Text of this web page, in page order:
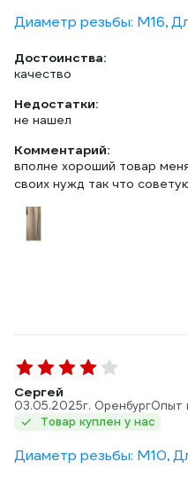
Диаметр резьбы: М16,
Достоинства:
качество
Недостатки:
не нашел
Комментарий:
вполне хороший товар
своих нужд так что
Сергей
03.05.2025г. ОренбургОпыт
Товар куплен у нас
Диаметр резьбы: М10,